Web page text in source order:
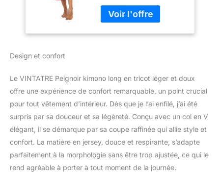
quotidienne. Taille : S =
(US 4-6), M = (US 8-10),
L = (US 12-14), XL = (US
fonction de votre taille
normale.
【Caractéristiques】:
robe élégante avec
manches 3/4 et longueur
mi-mollet pour femme.
latérales pour garder les
mains au chaud ou pour
ranger une clé et
Design et confort
Le VINTATRE Peignoir kimono long en tricot léger et doux
offre une expérience de confort remarquable, un point crucial
pour tout vêtement d’intérieur. Dès que je l’ai enfilé, j’ai été
surpris par sa douceur et sa légèreté. Conçu avec un col en V
élégant, il se démarque par sa coupe raffinée qui allie style et
confort. La matière en jersey, douce et respirante, s’adapte
parfaitement à la morphologie sans être trop ajustée, ce qui le
rend agréable à porter à tout moment de la journée.